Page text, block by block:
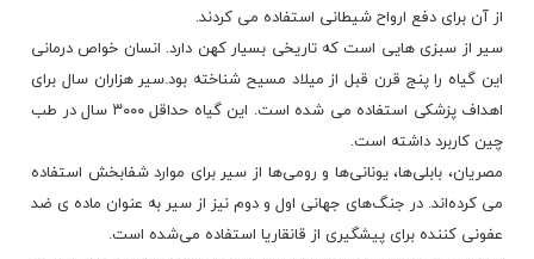
از آن برای دفع ارواح شیطانی استفاده می ‌کردند. ‏
سیر از سبزی هایی است که تاریخی بسیار کهن دارد. انسان خواص درمانی
این گیاه را پنج قرن قبل از میلاد مسیح شناخته بود.سیر هزاران سال برای
اهداف پزشکی استفاده می شده است. این گیاه حداقل ۳۰۰۰ سال در طب
چین کاربرد داشته است. ‏
مصریان، بابلی‌ها، یونانی‌ها و رومی‌ها از سیر برای موارد شفابخش استفاده
می ‌کرده‌اند. در جنگ‌های جهانی اول و دوم نیز از سیر ‏به عنوان ماده ی ضد
عفونی کننده برای پیشگیری از قانقاریا استفاده می‌شده است. ‏